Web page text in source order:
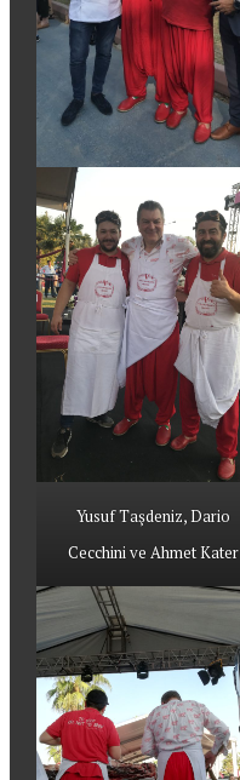
Yusuf Taşdeniz, Dario
Cecchini ve Ahmet Kater